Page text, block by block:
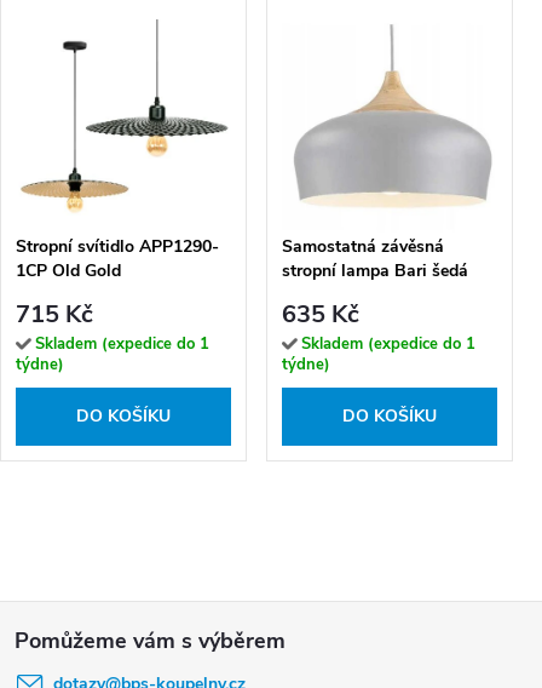
Stropní svítidlo APP1290-
1CP Old Gold
715 Kč
Skladem (expedice do 1
týdne)
DO KOŠÍKU
Samostatná závěsná
stropní lampa Bari šedá
635 Kč
Skladem (expedice do 1
týdne)
DO KOŠÍKU